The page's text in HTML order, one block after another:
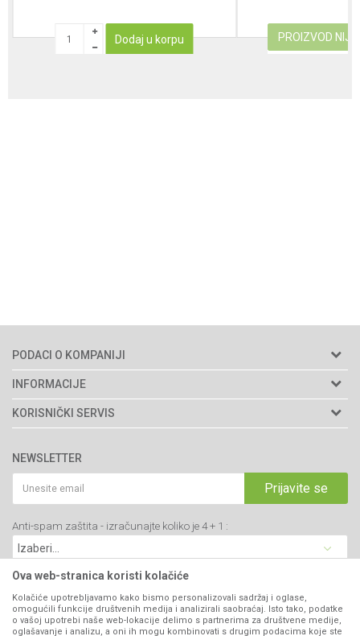
Dodaj u korpu PROIZVOD
PODACI O KOMPANIJI
Agromarket doo
Adresa: Kraljevačkog bataljona 235/2
34000 Kragujevac, Srbija
webshop@agromarket.rs
PIB: 102135221
Matični broj: 07593252
INFORMACIJE
O nama
Prodavnice
Brendovi
Katalozi
Blog
Najčešća pitanja
KORISNIČKI SERVIS
Politika privatnosti
Kako kupiti
Isporuka
Click & Collect
Načini plaćanja
Plaćanje karticama
Web kredit Raiffeisen banke
Pravo na odustajanje
NEWSLETTER
Prijavite se
Anti-spam zaštita - izračunajte koliko je 4 + 1 :
VIBER I SMS NEWSLETTER
Ova web-stranica koristi kolačiće
Kolačiće upotrebljavamo kako bismo personalizovali sadržaj i oglase,
omogućili funkcije društvenih medija i analizirali saobraćaj. Isto tako, podatke
o vašoj upotrebi naše web-lokacije delimo s partnerima za društvene medije,
oglašavanje i analizu, a oni ih mogu kombinovati s drugim podacima koje ste